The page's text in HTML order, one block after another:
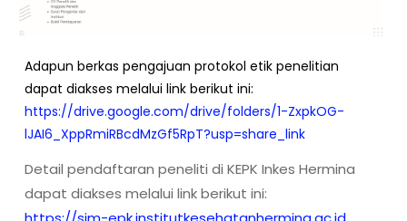
Adapun berkas pengajuan protokol etik penelitian
dapat diakses melalui link berikut ini:
https://drive.google.com/drive/folders/1-ZxpkOG-
lJAI6_XppRmiRBcdMzGf5RpT?usp=share_link
Detail pendaftaran peneliti di KEPK Inkes Hermina
dapat diakses melalui link berikut ini: